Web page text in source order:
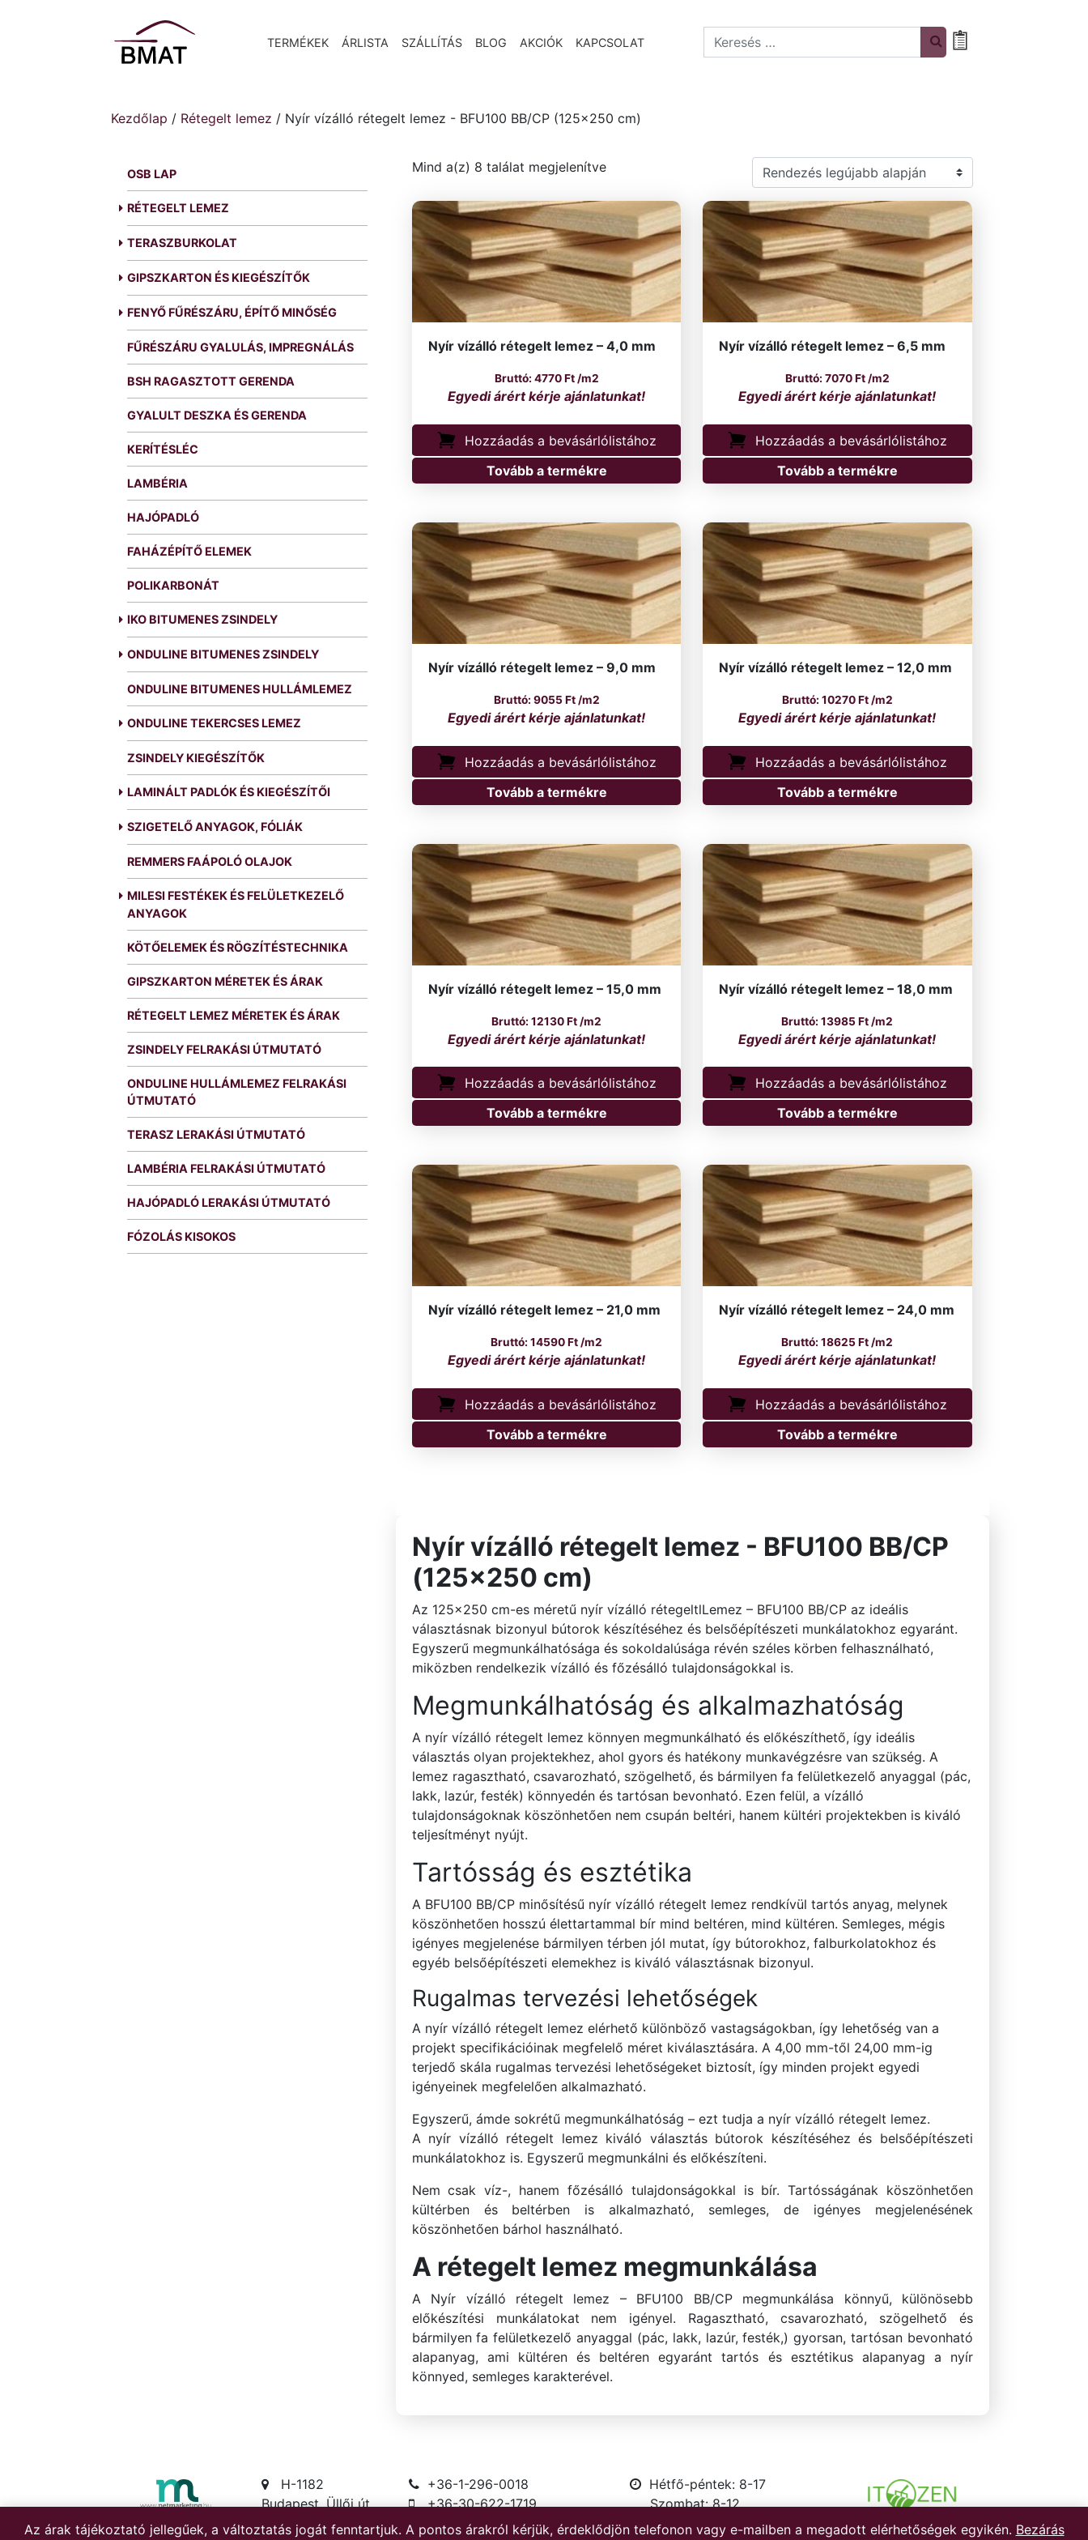
Az árak tájékoztató jellegűek, a változtatás jogát fenntartjuk. A pontos árakról kérjük, érdeklődjön telefonon vagy e-mailben a megadott elérhetőségek egyikén. Bezárás
TERMÉKEK ÁRLISTA SZÁLLÍTÁS BLOG AKCIÓK KAPCSOLAT Search
Kezdőlap / Rétegelt lemez / Nyír vízálló rétegelt lemez - BFU100 BB/CP (125x250 cm)
OSB LAP
RÉTEGELT LEMEZ
TERASZBURKOLAT
GIPSZKARTON ÉS KIEGÉSZÍTŐK
FENYŐ FŰRÉSZÁRU, ÉPÍTŐ MINŐSÉG
FŰRÉSZÁRU GYALULÁS, IMPREGNÁLÁS
BSH RAGASZTOTT GERENDA
GYALULT DESZKA ÉS GERENDA
KERÍTÉSLÉC
LAMBÉRIA
HAJÓPADLÓ
FAHÁZÉPÍTŐ ELEMEK
POLIKARBONÁT
IKO BITUMENES ZSINDELY
ONDULINE BITUMENES ZSINDELY
ONDULINE BITUMENES HULLÁMLEMEZ
ONDULINE TEKERCSES LEMEZ
ZSINDELY KIEGÉSZÍTŐK
LAMINÁLT PADLÓK ÉS KIEGÉSZÍTŐI
SZIGETELŐ ANYAGOK, FÓLIÁK
REMMERS FAÁPOLÓ OLAJOK
MILESI FESTÉKEK ÉS FELÜLETKEZELŐ
ANYAGOK
KÖTŐELEMEK ÉS RÖGZÍTÉSTECHNIKA
GIPSZKARTON MÉRETEK ÉS ÁRAK
RÉTEGELT LEMEZ MÉRETEK ÉS ÁRAK
ZSINDELY FELRAKÁSI ÚTMUTATÓ
ONDULINE HULLÁMLEMEZ FELRAKÁSI
ÚTMUTATÓ
TERASZ LERAKÁSI ÚTMUTATÓ
LAMBÉRIA FELRAKÁSI ÚTMUTATÓ
HAJÓPADLÓ LERAKÁSI ÚTMUTATÓ
FÓZOLÁS KISOKOS
Nyír vízálló rétegelt lemez - BFU100 BB/CP
(125x250 cm)
Az 125×250 cm-es méretű nyír vízálló rétegeltlLemez – BFU100 BB/CP az ideális
választásnak bizonyul bútorok készítéséhez és belsőépítészeti munkálatokhoz egyaránt.
Egyszerű megmunkálhatósága és sokoldalúsága révén széles körben felhasználható,
miközben rendelkezik vízálló és főzésálló tulajdonságokkal is.
Megmunkálhatóság és alkalmazhatóság
A nyír vízálló rétegelt lemez könnyen megmunkálható és előkészíthető, így ideális
választás olyan projektekhez, ahol gyors és hatékony munkavégzésre van szükség. A
lemez ragasztható, csavarozható, szögelhető, és bármilyen fa felületkezelő anyaggal (pác,
lakk, lazúr, festék) könnyedén és tartósan bevonható. Ezen felül, a vízálló
tulajdonságoknak köszönhetően nem csupán beltéri, hanem kültéri projektekben is kiváló
teljesítményt nyújt.
Tartósság és esztétika
A BFU100 BB/CP minősítésű nyír vízálló rétegelt lemez rendkívül tartós anyag, melynek
köszönhetően hosszú élettartammal bír mind beltéren, mind kültéren. Semleges, mégis
igényes megjelenése bármilyen térben jól mutat, így bútorokhoz, falburkolatokhoz és
egyéb belsőépítészeti elemekhez is kiváló választásnak bizonyul.
Rugalmas tervezési lehetőségek
A nyír vízálló rétegelt lemez elérhető különböző vastagságokban, így lehetőség van a
projekt specifikációinak megfelelő méret kiválasztására. A 4,00 mm-től 24,00 mm-ig
terjedő skála rugalmas tervezési lehetőségeket biztosít, így minden projekt egyedi
igényeinek megfelelően alkalmazható.
Egyszerű, ámde sokrétű megmunkálhatóság – ezt tudja a nyír vízálló rétegelt lemez.
A nyír vízálló rétegelt lemez kiváló választás bútorok készítéséhez és belsőépítészeti
munkálatokhoz is. Egyszerű megmunkálni és előkészíteni.
Nem csak víz-, hanem főzésálló tulajdonságokkal is bír. Tartósságának köszönhetően
kültérben és beltérben is alkalmazható, semleges, de igényes megjelenésének
köszönhetően bárhol használható.
A rétegelt lemez megmunkálása
A Nyír vízálló rétegelt lemez – BFU100 BB/CP megmunkálása könnyű, különösebb
előkészítési munkálatokat nem igényel. Ragasztható, csavarozható, szögelhető és
bármilyen fa felületkezelő anyaggal (pác, lakk, lazúr, festék,) gyorsan, tartósan bevonható
alapanyag, ami kültéren és beltéren egyaránt tartós és esztétikus alapanyag a nyír
könnyed, semleges karakterével.
Mind a(z) 8 találat megjelenítveSorted by latest
Nyír vízálló rétegelt lemez – 4,0 mm
4770Ft/m2
Hozzáadás a bevásárlólistához
Tovább a termékre
Nyír vízálló rétegelt lemez – 6,5 mm
7070Ft/m2
Hozzáadás a bevásárlólistához
Tovább a termékre
Nyír vízálló rétegelt lemez – 9,0 mm
9055Ft/m2
Hozzáadás a bevásárlólistához
Tovább a termékre
Nyír vízálló rétegelt lemez – 12,0 mm
10270Ft/m2
Hozzáadás a bevásárlólistához
Tovább a termékre
Nyír vízálló rétegelt lemez – 15,0 mm
12130Ft /m2
Hozzáadás a bevásárlólistához
Tovább a termékre
Nyír vízálló rétegelt lemez – 18,0 mm
13985Ft /m2
Hozzáadás a bevásárlólistához
Tovább a termékre
Nyír vízálló rétegelt lemez – 21,0 mm
14590Ft/m2
Hozzáadás a bevásárlólistához
Tovább a termékre
Nyír vízálló rétegelt lemez – 24,0 mm
18625Ft/m2
Hozzáadás a bevásárlólistához
Tovább a termékre
H-1182
Budapest, Üllői út
651.
+36-1-296-0018
+36-30-622-1719
Hétfő-péntek: 8-17
Szombat: 8-12
Copyright © 2020